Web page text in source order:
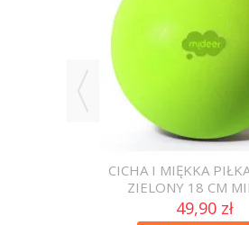
CICHA I MIĘKKA
ZIELONY 18 CM
49,90 zł